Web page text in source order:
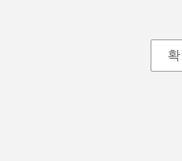
확